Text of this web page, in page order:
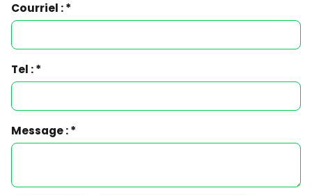
Courriel : *
Tel : *
Message : *